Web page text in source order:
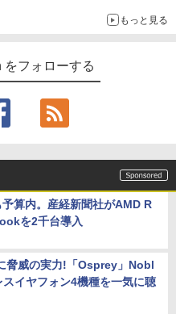
もっと見る
をフォローする
算内。産経新聞社がAMD R
を2千台導入
脅威の実力!「Osprey」Nobl
イヤフォン4機種を一気に聴